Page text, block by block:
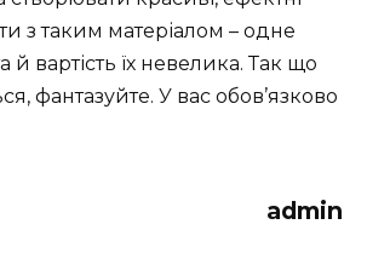
з таким матеріалом – одне
й вартість їх невелика. Так що
фантазуйте. У вас обов’язково
admin